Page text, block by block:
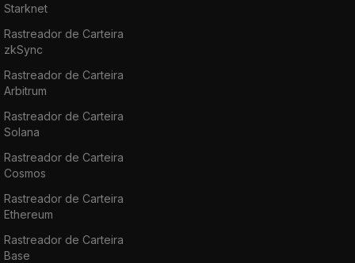
Starknet
Rastreador de Carteira
zkSync
Rastreador de Carteira
Arbitrum
Rastreador de Carteira
Solana
Rastreador de Carteira
Cosmos
Rastreador de Carteira
Ethereum
Rastreador de Carteira
Base